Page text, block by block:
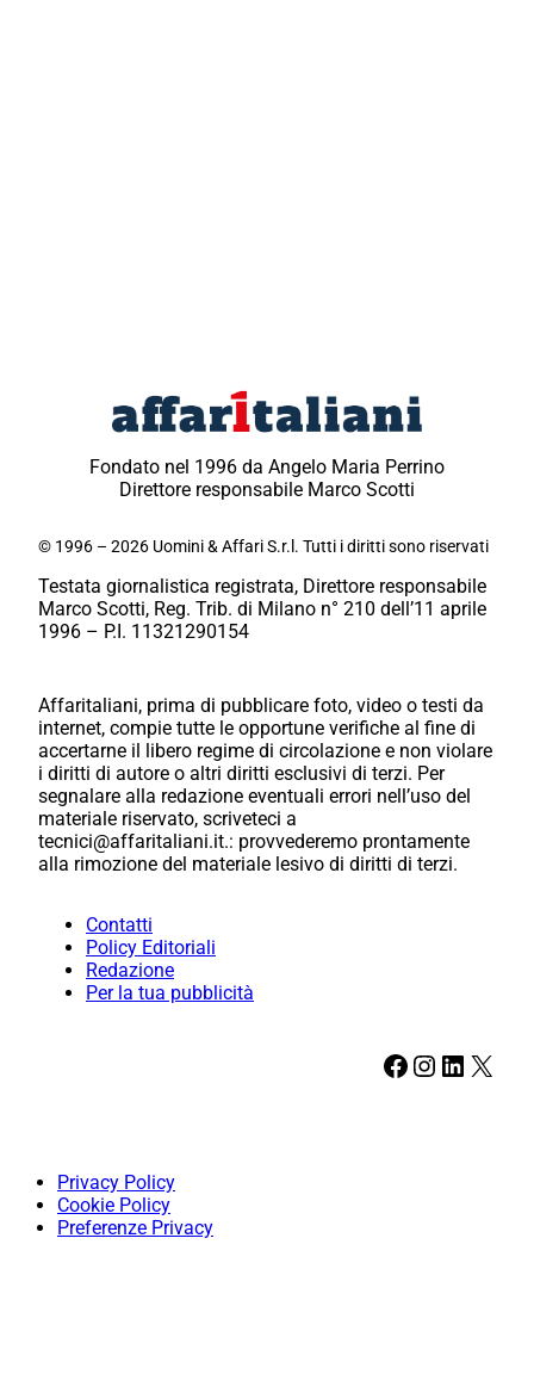
Fondato nel 1996 da Angelo Maria Perrino
Direttore responsabile Marco Scotti
© 1996 – 2026 Uomini & Affari S.r.l. Tutti i diritti sono riservati
Testata giornalistica registrata, Direttore responsabile
Marco Scotti, Reg. Trib. di Milano n° 210 dell’11 aprile
1996 – P.I. 11321290154
Affaritaliani, prima di pubblicare foto, video o testi da
internet, compie tutte le opportune verifiche al fine di
accertarne il libero regime di circolazione e non violare
i diritti di autore o altri diritti esclusivi di terzi. Per
segnalare alla redazione eventuali errori nell’uso del
materiale riservato, scriveteci a
tecnici@affaritaliani.it.: provvederemo prontamente
alla rimozione del materiale lesivo di diritti di terzi.
Contatti
Policy Editoriali
Redazione
Per la tua pubblicità
Facebook Instagram LinkedIn X
Privacy Policy
Cookie Policy
Preferenze Privacy